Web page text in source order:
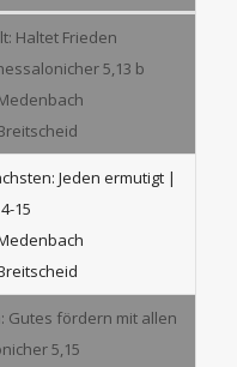
Haltet Frieden
5,13 b
Jeden ermutigt |
15
Gutes fördern mit allen
5,15